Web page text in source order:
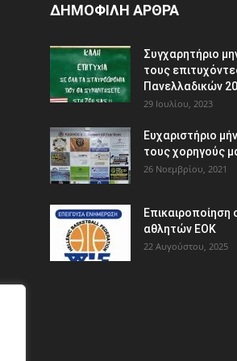
ΔΗΜΟΦΙΛΗ ΑΡΘΡΑ
Συγχαρητήριο
τους
Πανελλαδικών
29 Ιουλίου, 2023
Ευχαριστήριο
τους χορηγούς
26 Νοεμβρίου, 2021
Eπικαιροποίηση
αθλητών ΕΟΚ
22 Αυγούστου, 2025